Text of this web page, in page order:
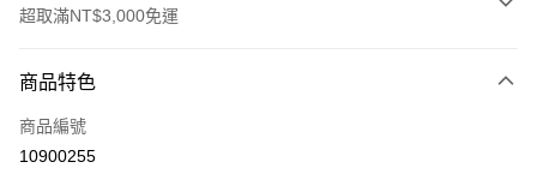
超取滿NT$3,000免運
信用卡一次付款
超商取貨付款
商品特色
商品編號
10900255